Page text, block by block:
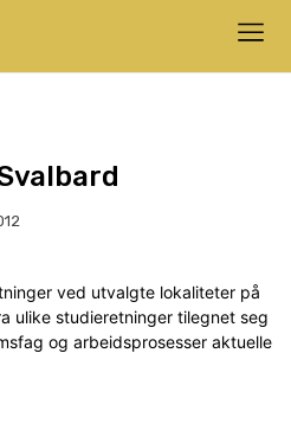
ved utvalgte lokaliteter på
ulike studieretninger tilegnet seg
og arbeidsprosesser aktuelle